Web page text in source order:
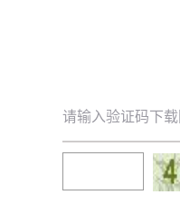
请输入验证码下